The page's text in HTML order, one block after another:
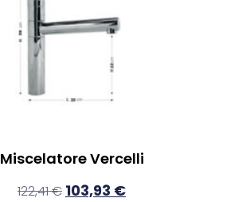
Miscelatore Vercelli
122,41€ 103,93 €